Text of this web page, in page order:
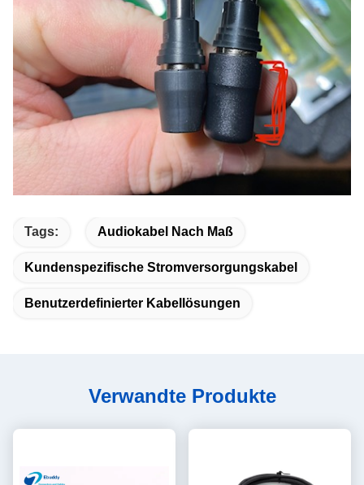
Tags: Audiokabel Nach Maß
Kundenspezifische Stromversorgungskabel
Benutzerdefinierter Kabellösungen
Verwandte Produkte